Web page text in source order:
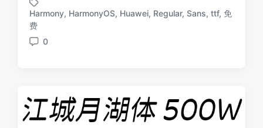
布
日
期
于
标
签
Harmony, HarmonyOS, Huawei, Regular, Sans, ttf, 免
费
评
0